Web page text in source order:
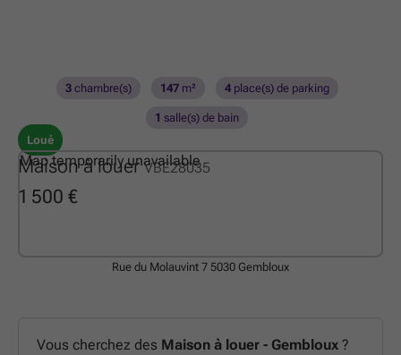
Maison à louerVBE28035
Loué
1 500 €
3chambre(s) 147m² 4place(s) de parking
1 salle(s) de bain
Map temporarily unavailable
Rue du Molauvint 7 5030 Gembloux
Vous cherchez des Maison à louer - Gembloux ?